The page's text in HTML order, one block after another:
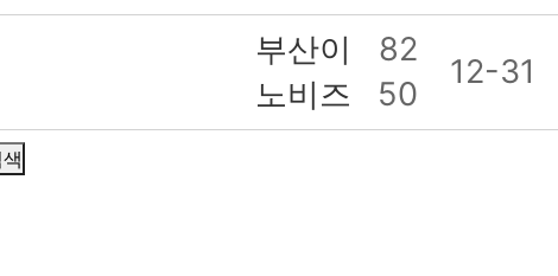
부산이
노비즈
82
50
12-31